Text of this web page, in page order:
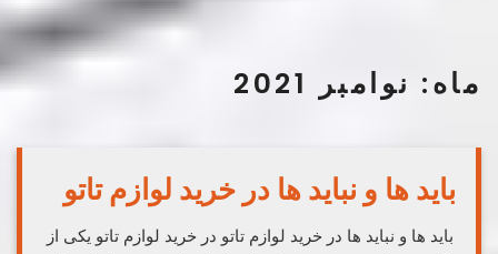
ماه: نوامبر 2021
باید ها و نباید ها در خرید لوازم تاتو
باید ها و نباید ها در خرید لوازم تاتو در خرید لوازم تاتو یکی از